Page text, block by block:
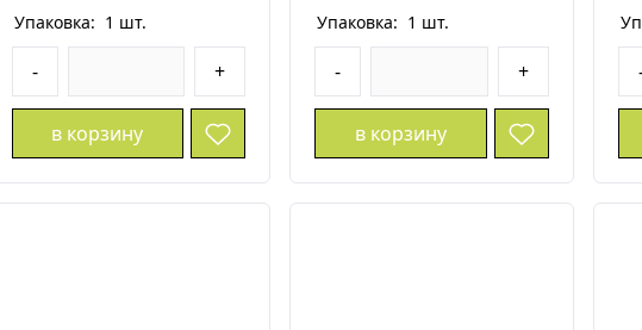
Упаковка: 1 шт.
- +
в корзину
Упаковка: 1 шт.
- +
в корзину